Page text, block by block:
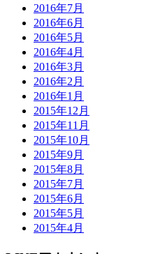
2016年7月
2016年6月
2016年5月
2016年4月
2016年3月
2016年2月
2016年1月
2015年12月
2015年11月
2015年10月
2015年9月
2015年8月
2015年7月
2015年6月
2015年5月
2015年4月